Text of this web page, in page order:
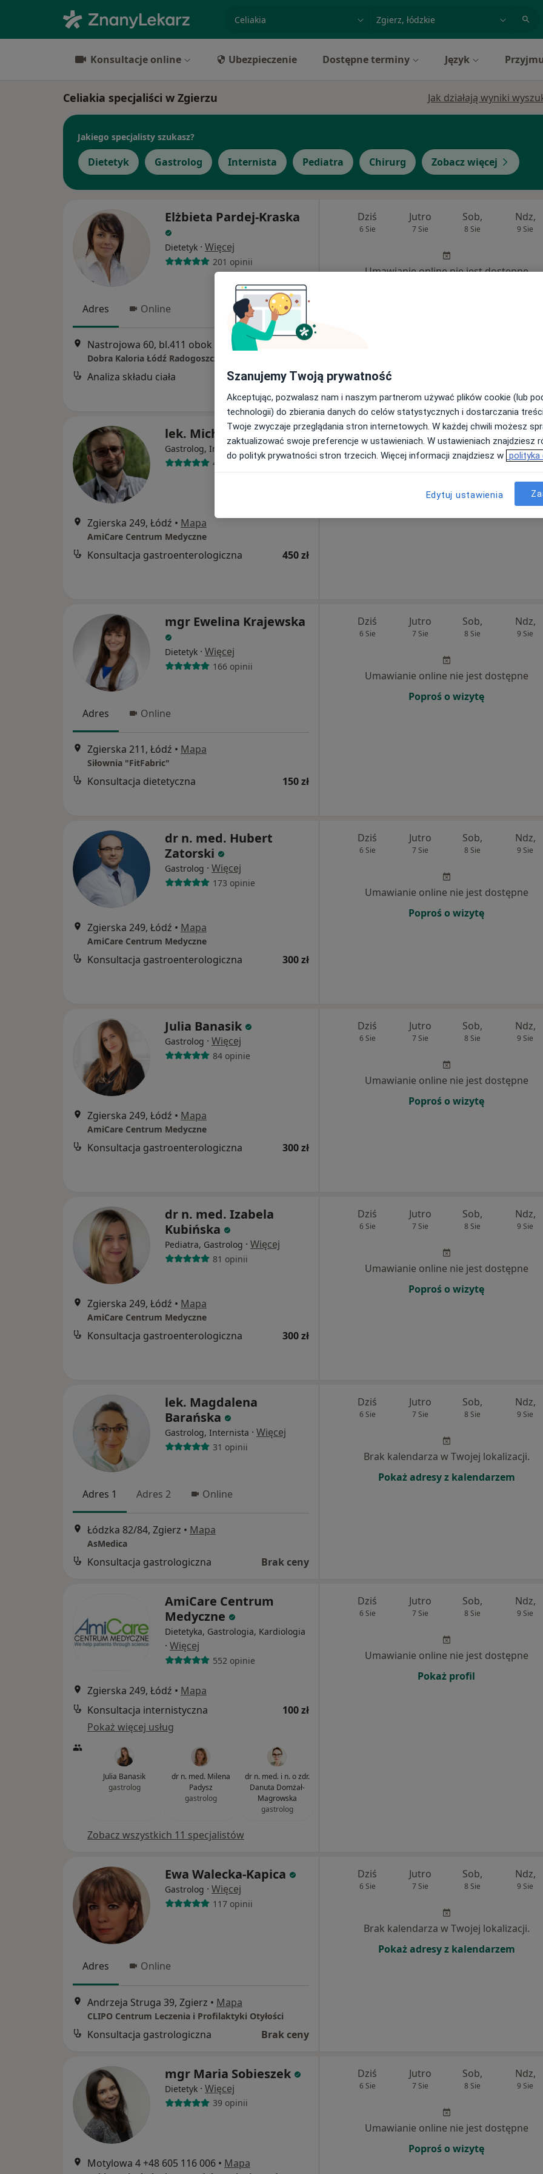
miasto lub dzielnica
Konsultacje online Ubezpieczenie Dostępne terminy Język
Celiakia specjaliści w Zgierzu Jak działają wyniki
Jakiego specjalisty szukasz?
Dietetyk Gastrolog Internista Pediatra Chirurg Zobacz więcej
Elżbieta Pardej-Kraska
Dietetyk · Więcej
201 opinii
Adres Online
Nastrojowa 60, bl.411 obok placu słonecznego, Łódź Mapa
Analiza składu ciała od 55 zł
Dziś
6 Sie
Jutro
7 Sie
Sob,
8 Sie
Ndz,
9 Sie
Umawianie online nie jest dostępne
lek. Michał Stasiak
Gastrolog, Internista ·Więcej
409 opinii
Zgierska 249, Łódź • Mapa
AmiCare Centrum Medyczne
Konsultacja gastroenterologiczna 450 zł
Dziś
6 Sie
Jutro
7 Sie
Sob,
8 Sie
Ndz,
9 Sie
mgr Ewelina Krajewska
Dietetyk · Więcej
166 opinii
Adres Online
Zgierska 211, Łódź • Mapa
Siłownia "FitFabric"
Konsultacja dietetyczna 150 zł
Dziś
6 Sie
Jutro
7 Sie
Sob,
8 Sie
Ndz,
9 Sie
Umawianie online nie jest dostępne
Poproś o wizytę
dr n. med. Hubert
Zatorski
Gastrolog · Więcej
173 opinie
Zgierska 249, Łódź • Mapa
AmiCare Centrum Medyczne
Konsultacja gastroenterologiczna 300 zł
Dziś
6 Sie
Jutro
7 Sie
Sob,
8 Sie
Ndz,
9 Sie
Umawianie online nie jest dostępne
Poproś o wizytę
Julia Banasik
Gastrolog · Więcej
84 opinie
Zgierska 249, Łódź • Mapa
AmiCare Centrum Medyczne
Konsultacja gastroenterologiczna 300 zł
Dziś
6 Sie
Jutro
7 Sie
Sob,
8 Sie
Ndz,
9 Sie
Umawianie online nie jest dostępne
Poproś o wizytę
dr n. med. Izabela
Kubińska
Pediatra, Gastrolog · Więcej
81 opinii
Zgierska 249, Łódź • Mapa
AmiCare Centrum Medyczne
Konsultacja gastroenterologiczna 300 zł
Dziś
6 Sie
Jutro
7 Sie
Sob,
8 Sie
Ndz,
9 Sie
Umawianie online nie jest dostępne
Poproś o wizytę
lek. Magdalena
Barańska
Gastrolog, Internista · Więcej
31 opinii
Adres 1 Adres 2 Online
Łódzka 82/84, Zgierz • Mapa
AsMedica
Konsultacja gastrologiczna Brak ceny
Dziś
6 Sie
Jutro
7 Sie
Sob,
8 Sie
Ndz,
9 Sie
Brak kalendarza w Twojej lokalizacji.
Pokaż adresy z kalendarzem
AmiCare Centrum
Medyczne
Dietetyka, Gastrologia, Kardiologia
· Więcej
552 opinie
Zgierska 249, Łódź • Mapa
Konsultacja internistyczna
100 zł
Pokaż więcej usług
Julia Banasik
gastrolog
dr n. med. Milena
Padysz
gastrolog
dr n. med. i n. o zdr.
Danuta Domżał-
Magrowska
gastrolog
Zobacz wszystkich 11 specjalistów
Dziś
6 Sie
Jutro
7 Sie
Sob,
8 Sie
Ndz,
9 Sie
Umawianie online nie jest dostępne
Pokaż profil
Ewa Walecka-Kapica
Gastrolog · Więcej
117 opinii
Adres Online
Andrzeja Struga 39, Zgierz • Mapa
CLIPO Centrum Leczenia i Profilaktyki Otyłości
Konsultacja gastrologiczna Brak ceny
Dziś
6 Sie
Jutro
7 Sie
Sob,
8 Sie
Ndz,
9 Sie
Brak kalendarza w Twojej lokalizacji.
Pokaż adresy z kalendarzem
mgr Maria Sobieszek
Dietetyk · Więcej
39 opinii
Motylowa 4 +48 605 116 006 • Mapa
Dziś
6 Sie
Jutro
7 Sie
Sob,
8 Sie
Ndz,
9 Sie
Umawianie online nie jest dostępne
Poproś o wizytę
Szanujemy Twoją prywatność
Akceptując, pozwalasz nam i naszym partnerom używać plików cookie (lub
technologii) do zbierania danych do celów statystycznych i dostarczania
Twoje zwyczaje przeglądania stron internetowych. W każdej chwili możesz
zaktualizować swoje preferencje w ustawieniach. W ustawieniach znajdziesz
do polityk prywatności stron trzecich. Więcej informacji znajdziesz w polityka
Edytuj ustawienia